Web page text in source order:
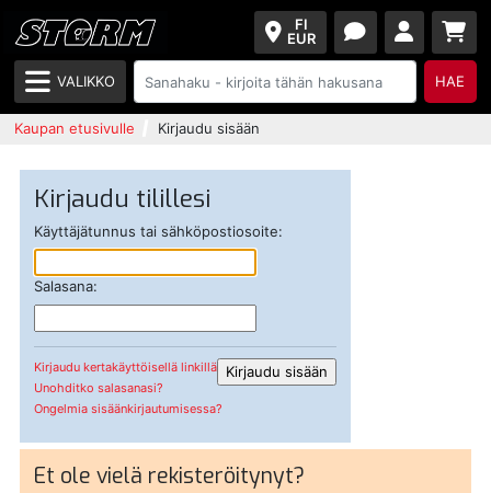
FI
EUR
VALIKKO HAE
Kaupan etusivulle Kirjaudu sisään
Kirjaudu tilillesi
Käyttäjätunnus tai sähköpostiosoite:
Salasana:
Kirjaudu kertakäyttöisellä linkillä
Unohditko salasanasi?
Ongelmia sisäänkirjautumisessa?
Et ole vielä rekisteröitynyt?